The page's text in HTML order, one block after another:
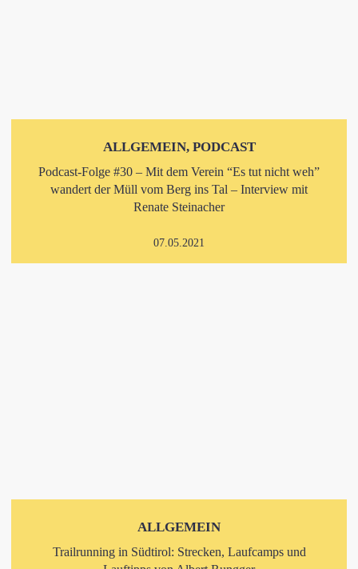
ALLGEMEIN, PODCAST
Podcast-Folge #30 – Mit dem Verein “Es tut nicht weh”
wandert der Müll vom Berg ins Tal – Interview mit
Renate Steinacher
07.05.2021
ALLGEMEIN
Trailrunning in Südtirol: Strecken, Laufcamps und